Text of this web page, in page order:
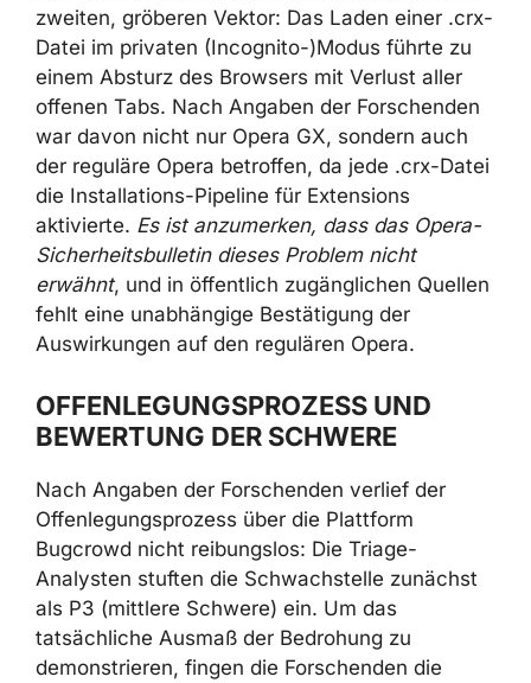
ZUSÄTZLICHE SCHWACHSTELLE:
ABSTURZ IM PRIVATEN MODUS
Die Forschenden dokumentierten zudem
einen zweiten, gröberen Vektor: Das Laden
einer .crx-Datei im privaten
(Incognito-)Modus führte zu einem Absturz
des Browsers mit Verlust aller offenen Tabs.
Nach Angaben der Forschenden war davon
nicht nur Opera GX, sondern auch der
reguläre Opera betroffen, da jede .crx-Datei
aktivierte. Es ist anzumerken, dass das
Opera-Sicherheitsbulletin dieses Problem
Quellen fehlt eine unabhängige Bestätigung
der Auswirkungen auf den regulären Opera.
OFFENLEGUNGSPROZESS UND
BEWERTUNG DER SCHWERE
Nach Angaben der Forschenden verlief der